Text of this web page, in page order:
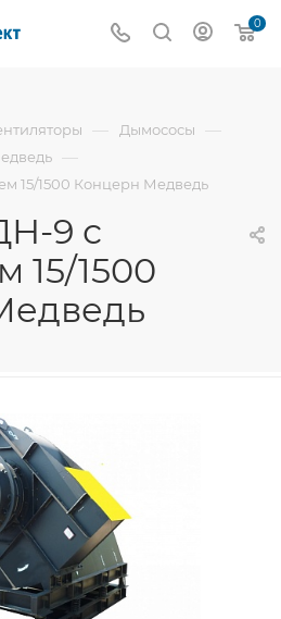
0
— Дымососы —
—
15/1500 Концерн Медведь
9 с
15/1500